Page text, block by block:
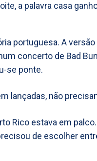
a palavra casa
portuguesa. A
concerto de Bad
se ponte.
lançadas, não
Rico estava em
de escolher